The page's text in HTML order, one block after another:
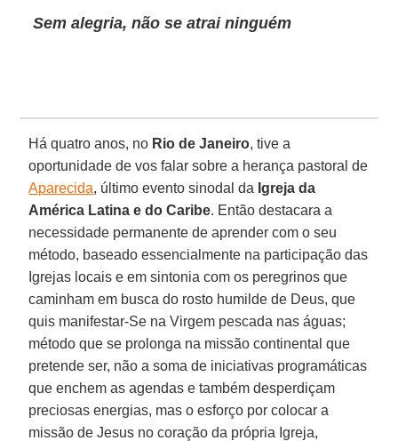
Sem alegria, não se atrai ninguém
Há quatro anos, no Rio de Janeiro, tive a
oportunidade de vos falar sobre a herança pastoral de
Aparecida, último evento sinodal da Igreja da
América Latina e do Caribe. Então destacara a
necessidade permanente de aprender com o seu
método, baseado essencialmente na participação das
Igrejas locais e em sintonia com os peregrinos que
caminham em busca do rosto humilde de Deus, que
quis manifestar-Se na Virgem pescada nas águas;
método que se prolonga na missão continental que
pretende ser, não a soma de iniciativas programáticas
que enchem as agendas e também desperdiçam
preciosas energias, mas o esforço por colocar a
missão de Jesus no coração da própria Igreja,